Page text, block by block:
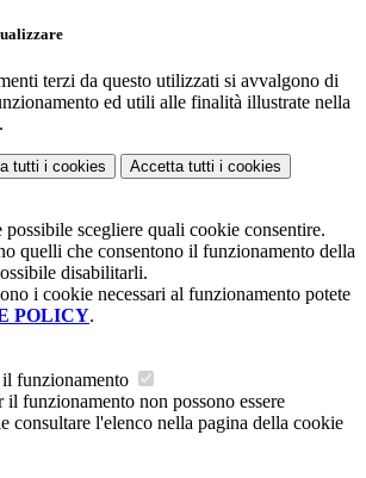
terzi da questo utilizzati si avvalgono di
ed utili alle finalità illustrate nella
.
tutti i cookies Accetta tutti i cookies
possibile scegliere quali cookie consentire.
quelli che consentono il funzionamento della
disabilitarli.
i cookie necessari al funzionamento potete
POLICY.
funzionamento
il funzionamento non possono essere
consultare l'elenco nella pagina della cookie